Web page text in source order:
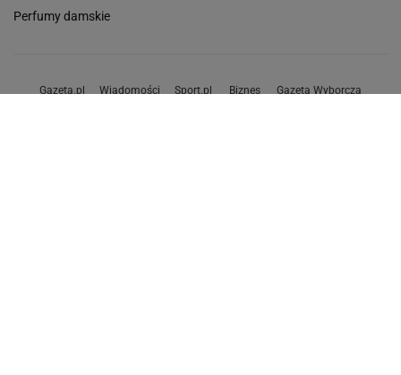
Perfumy damskie
Gazeta.pl Wiadomości Sport.pl Biznes Gazeta Wyborcza